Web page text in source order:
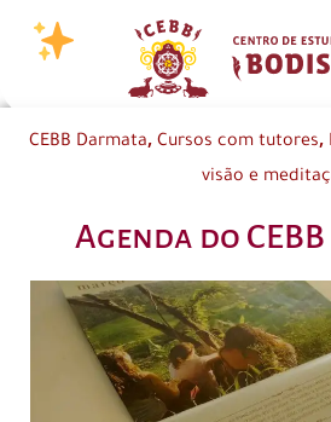
CEBB Darmata, Cursos com tutores,
visão e
Agenda do